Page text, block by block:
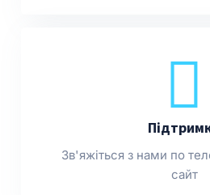
Зв'яжіться з нами по
сайт